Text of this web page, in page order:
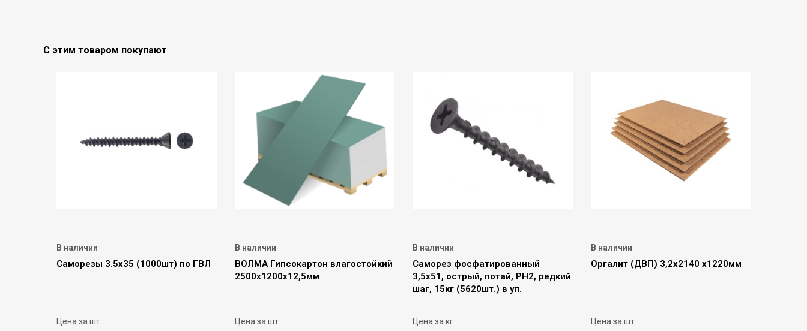
С этим товаром покупают
В наличии
Саморезы 3.5х35 (1000шт) по ГВЛ
Цена за шт
В наличии
ВОЛМА Гипсокартон влагостойкий
2500х1200х12,5мм
Цена за шт
В наличии
Саморез фосфатированный
3,5х51, острый, потай, PH2, редкий
шаг, 15кг (5620шт.) в уп.
Цена за кг
В наличии
Оргалит (ДВП) 3,2х2140 х1220мм
Цена за шт